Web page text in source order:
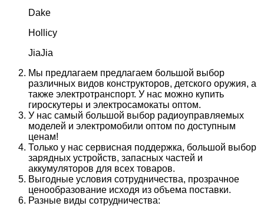
Dake
Hollicy
JiaJia
Мы предлагаем предлагаем большой выбор
различных видов конструкторов, детского оружия, а
также электротранспорт. У нас можно купить
гироскутеры и электросамокаты оптом.
У нас самый большой выбор радиоуправляемых
моделей и электромобили оптом по доступным
ценам!
Только у нас сервисная поддержка, большой выбор
зарядных устройств, запасных частей и
аккумуляторов для всех товаров.
Выгодные условия сотрудничества, прозрачное
ценообразование исходя из объема поставки.
Разные виды сотрудничества: